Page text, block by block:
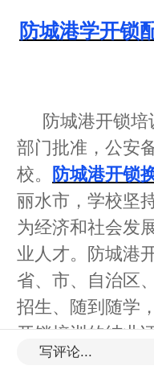
防城港学开锁
防城港开锁
部门批准，公安
校。
防城港开锁
丽水市，学校坚
为经济和社会发
业人才。防城港
省、市、自治区
招生、随到随学
开锁培训的结业
写评论...